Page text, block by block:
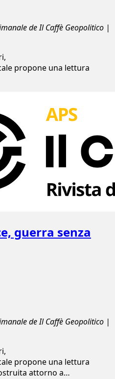
de Il Caffè Geopolitico |
propone una lettura
guerra senza
de Il Caffè Geopolitico |
propone una lettura
attorno a…